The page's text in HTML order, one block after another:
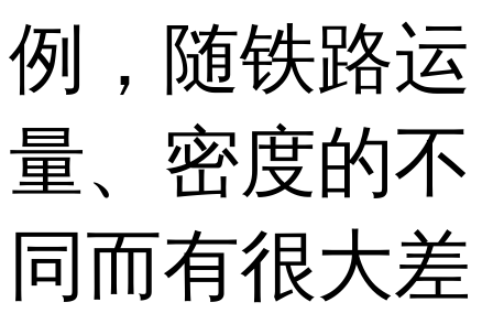
例，随铁路运
量、密度的不
同而有很大差